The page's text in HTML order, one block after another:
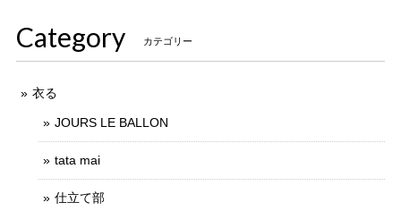
Category カテゴリー
衣る
JOURS LE BALLON
tata mai
仕立て部